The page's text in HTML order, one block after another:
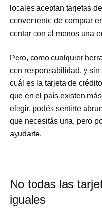
locales aceptan tarjetas
conveniente de comprar
contar con al menos una
Pero, como cualquier
con responsabilidad, y
cuál es la tarjeta de
que en el país existen
elegir, podés sentirte
que necesitás una, pero
ayudarte.
No todas las
iguales